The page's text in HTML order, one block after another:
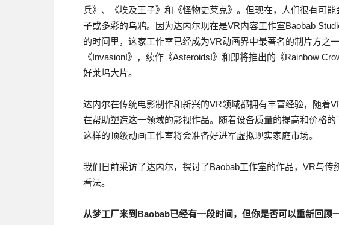
兵》、《埃及王子》和《怪物史莱克》。但现在，人们很有可
子或多彩的乌鸦。因为达内尔现在是VR内容工作室Baobab
的时间里，这家工作室已经成为VR动画界中最著名的制片方之
《Invasion!》，续作《Asteroids!》和即将推出的《Rainbow
好莱坞大片。
达内尔在传统电影制作和新兴的VR领域都拥有丰富经验，随着
在帮助塑造这一领域的影视作品。随着设备质量的提高和价格
这样的顶级动画工作室将会准备好进军虚拟现实家庭市场。
我们日前采访了达内尔，探讨了Baobab工作室的作品，VR与
看法。
从梦工厂来到Baobab已经有一段时间，但你是否可以重新回顾